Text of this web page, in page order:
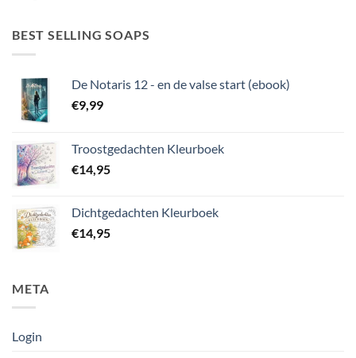
BEST SELLING SOAPS
De Notaris 12 - en de valse start (ebook)
€9,99
Troostgedachten Kleurboek
€14,95
Dichtgedachten Kleurboek
€14,95
META
Login